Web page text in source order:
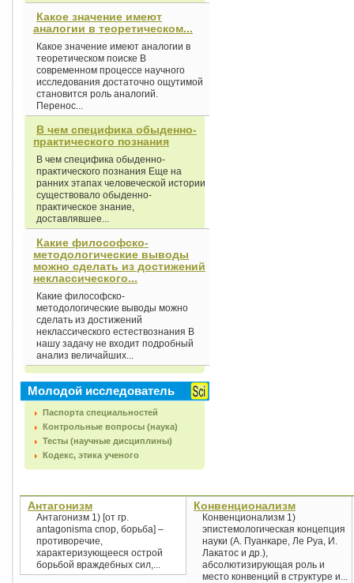
Какое значение имеют
аналогии в теоретическом...
Какое значение имеют аналогии в
теоретическом поиске В
современном процессе научного
исследования достаточно ощутимой
становится роль аналогий.
Перенос...
В чем специфика обыденно-
практического познания
В чем специфика обыденно-
практического познания Еще на
ранних этапах человеческой истории
существовало обыденно-
практическое знание,
доставлявшее...
Какие философско-
методологические выводы
можно сделать из достижений
неклассического...
Какие философско-
методологические выводы можно
сделать из достижений
неклассического естествознания В
нашу задачу не входит подробный
анализ величайших...
Молодой исследователь
Паспорта специальностей
Контрольные вопросы (наука)
Тесты (научные дисциплины)
Кодекс, этика ученого
Антагонизм
Антагонизм 1) [от гр.
antagonisma спор, борьба] –
противоречие,
характеризующееся острой
борьбой враждебных сил,...
Конвенционализм
Конвенционализм 1)
эпистемологическая концепция
науки (А. Пуанкаре, Ле Руа, И.
Лакатос и др.),
абсолютизирующая роль и
место конвенций в структуре и...